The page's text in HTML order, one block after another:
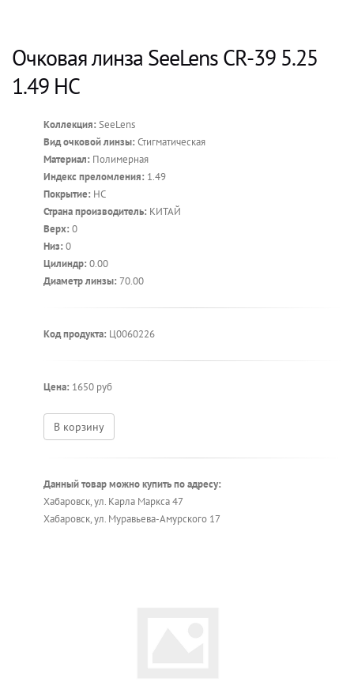
Очковая линза SeeLens CR-39 5.25
1.49 HC
Коллекция: SeeLens
Вид очковой линзы: Стигматическая
Материал: Полимерная
Индекс преломления: 1.49
Покрытие: HC
Страна производитель: КИТАЙ
Верх: 0
Низ: 0
Цилиндр: 0.00
Диаметр линзы: 70.00
Код продукта: Ц0060226
Цена: 1650 руб
В корзину
Данный товар можно купить по адресу:
Хабаровск, ул. Карла Маркса 47
Хабаровск, ул. Муравьева-Амурского 17